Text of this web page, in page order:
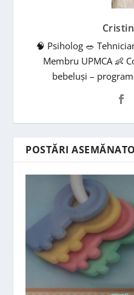
🧠 Psiholog 🥗
Membru UPMCA 👶
bebeluși –
POSTĂRI